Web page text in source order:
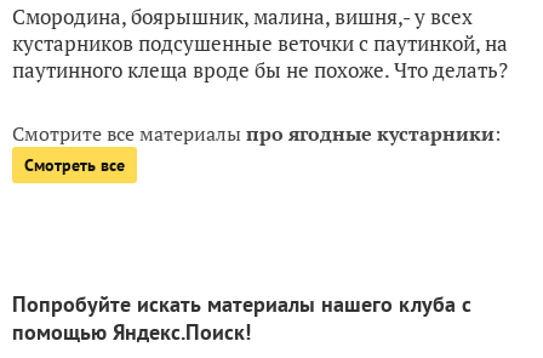
Смородина, боярышник, малина, вишня,- у всех
кустарников подсушенные веточки с паутинкой, на
паутинного клеща вроде бы не похоже. Что делать?
Смотрите все материалыпро ягодные кустарники:
Смотреть все
Попробуйте искать материалы нашего клуба с
помощью Яндекс.Поиск!